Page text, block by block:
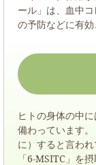
ール」は、血中
の予防などに有効
ヒトの身体の中
備わっています
に）すると言わ
「6-MSITC」を